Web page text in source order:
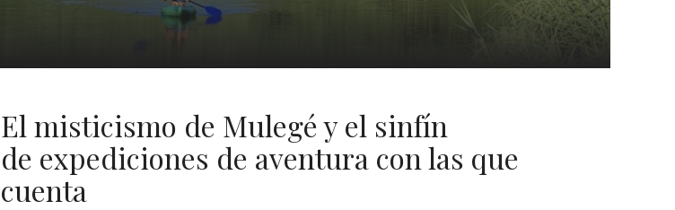
El misticismo de Mulegé y el sinfín
de expediciones de aventura con las que
cuenta